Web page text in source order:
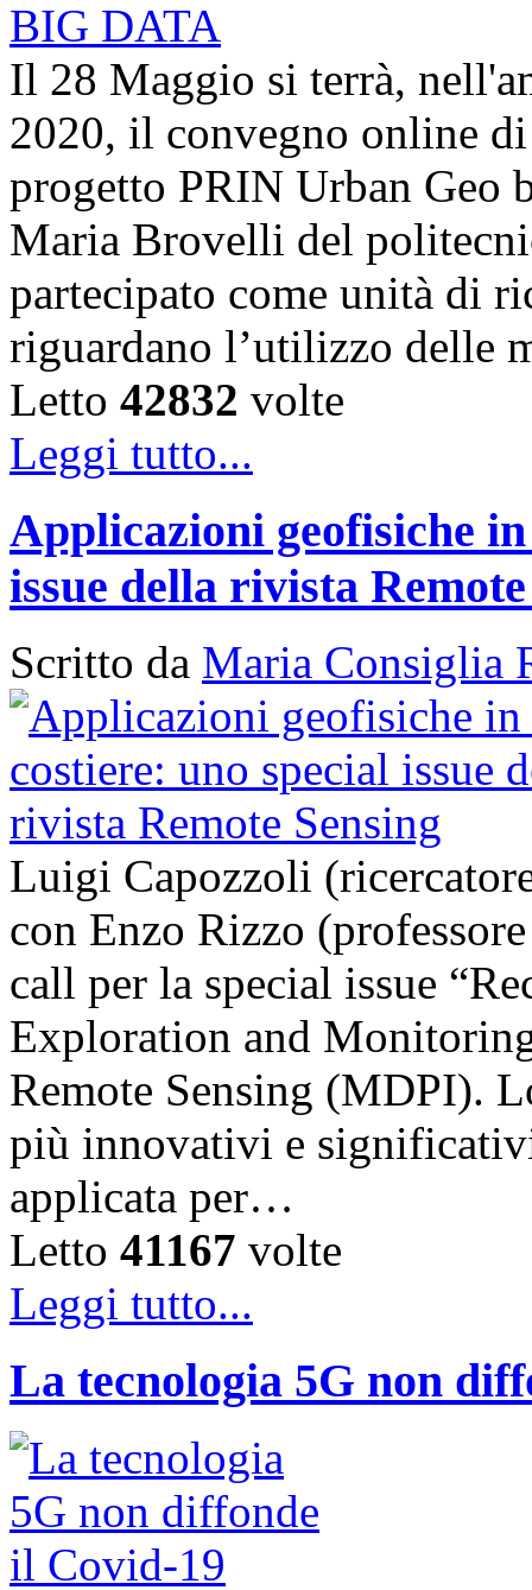
Il 28 Maggio si terrà,
2020, il convegno online
progetto PRIN Urban Geo
Maria Brovelli del
partecipato come unità di
riguardano l’utilizzo delle
Letto 42832 volte
Leggi tutto...
Applicazioni geofisiche
issue della rivista
Scritto da Maria Consiglia
Luigi Capozzoli
con Enzo Rizzo
call per la special issue
Exploration and
Remote Sensing (MDPI).
più innovativi e
applicata per…
Letto 41167 volte
Leggi tutto...
La tecnologia 5G non